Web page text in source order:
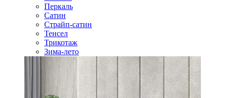
Перкаль
Сатин
Страйп-сатин
Тенсел
Трикотаж
Зима-лето